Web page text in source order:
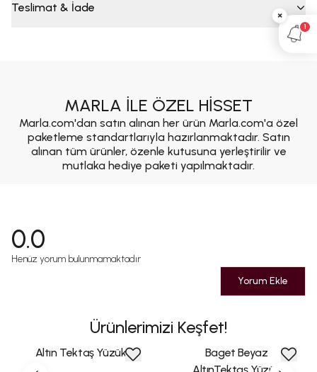
Teslimat & İade
MARLA İLE ÖZEL HİSSET
Marla.com'dan satın alınan her ürün Marla.com'a özel
paketleme standartlarıyla hazırlanmaktadır. Satın
alınan tüm ürünler, özenle kutusuna yerleştirilir ve
mutlaka hediye paketi yapılmaktadır.
0.0
Henüz yorum bulunmamaktadır
Yorum Ekle
Ürünlerimizi Keşfet!
Altın Tektaş Yüzük
Baget Beyaz
×
1